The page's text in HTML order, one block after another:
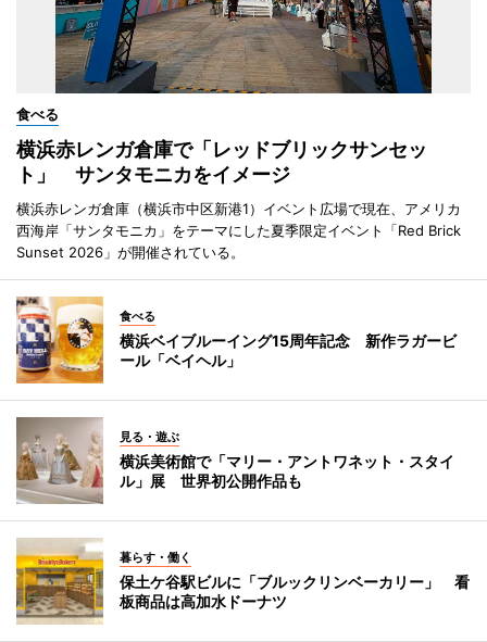
食べる
横浜赤レンガ倉庫で「レッドブリックサンセッ
ト」 サンタモニカをイメージ
横浜赤レンガ倉庫（横浜市中区新港1）イベント広場で現在、アメリカ
西海岸「サンタモニカ」をテーマにした夏季限定イベント「Red Brick
Sunset 2026」が開催されている。
食べる
横浜ベイブルーイング15周年記念 新作ラガービ
ール「ベイヘル」
見る・遊ぶ
横浜美術館で「マリー・アントワネット・スタイ
ル」展 世界初公開作品も
暮らす・働く
保土ケ谷駅ビルに「ブルックリンベーカリー」 看
板商品は高加水ドーナツ